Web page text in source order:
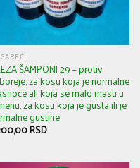
ŠAMPONI 29 – protiv
za kosu koja je normalne
ali koja se malo masti u
za kosu koja je gusta ili je
gustine
RSD